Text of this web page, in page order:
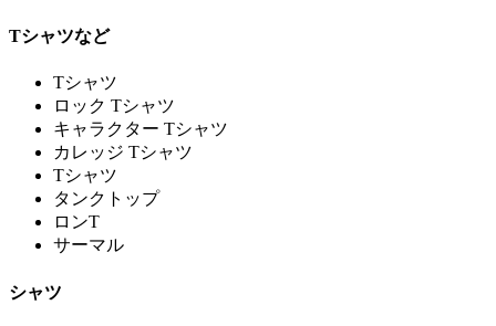
Tシャツなど
Tシャツ
ロック Tシャツ
キャラクター Tシャツ
カレッジ Tシャツ
Tシャツ
タンクトップ
ロンT
サーマル
シャツ